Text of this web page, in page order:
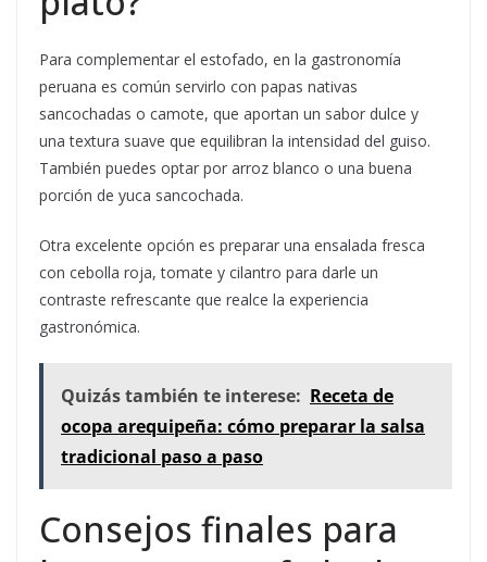
Para complementar el estofado, en la gastronomía
peruana es común servirlo con papas nativas
sancochadas o camote, que aportan un sabor dulce y
una textura suave que equilibran la intensidad del guiso.
También puedes optar por arroz blanco o una buena
porción de yuca sancochada.
Otra excelente opción es preparar una ensalada fresca
con cebolla roja, tomate y cilantro para darle un
contraste refrescante que realce la experiencia
gastronómica.
Quizás también te interese: Receta de
ocopa arequipeña: cómo preparar la salsa
tradicional paso a paso
Consejos finales para